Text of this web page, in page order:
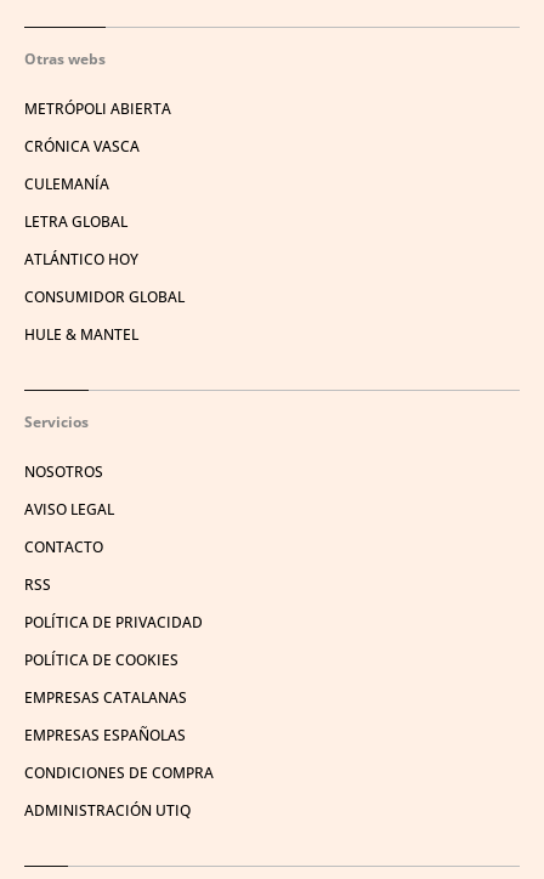
Otras webs
METRÓPOLI ABIERTA
CRÓNICA VASCA
CULEMANÍA
LETRA GLOBAL
ATLÁNTICO HOY
CONSUMIDOR GLOBAL
HULE & MANTEL
Servicios
NOSOTROS
AVISO LEGAL
CONTACTO
RSS
POLÍTICA DE PRIVACIDAD
POLÍTICA DE COOKIES
EMPRESAS CATALANAS
EMPRESAS ESPAÑOLAS
CONDICIONES DE COMPRA
ADMINISTRACIÓN UTIQ